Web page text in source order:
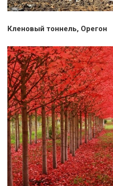
Кленовый тоннель, Орегон